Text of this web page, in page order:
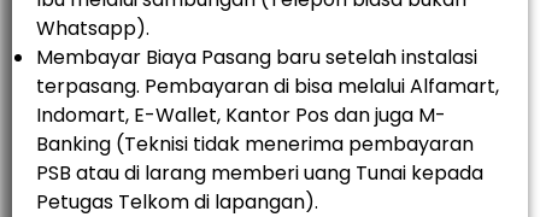
Whatsapp).
Membayar Biaya Pasang baru setelah instalasi
terpasang. Pembayaran di bisa melalui Alfamart,
Indomart, E-Wallet, Kantor Pos dan juga M-
Banking (Teknisi tidak menerima pembayaran
PSB atau di larang memberi uang Tunai kepada
Petugas Telkom di lapangan).